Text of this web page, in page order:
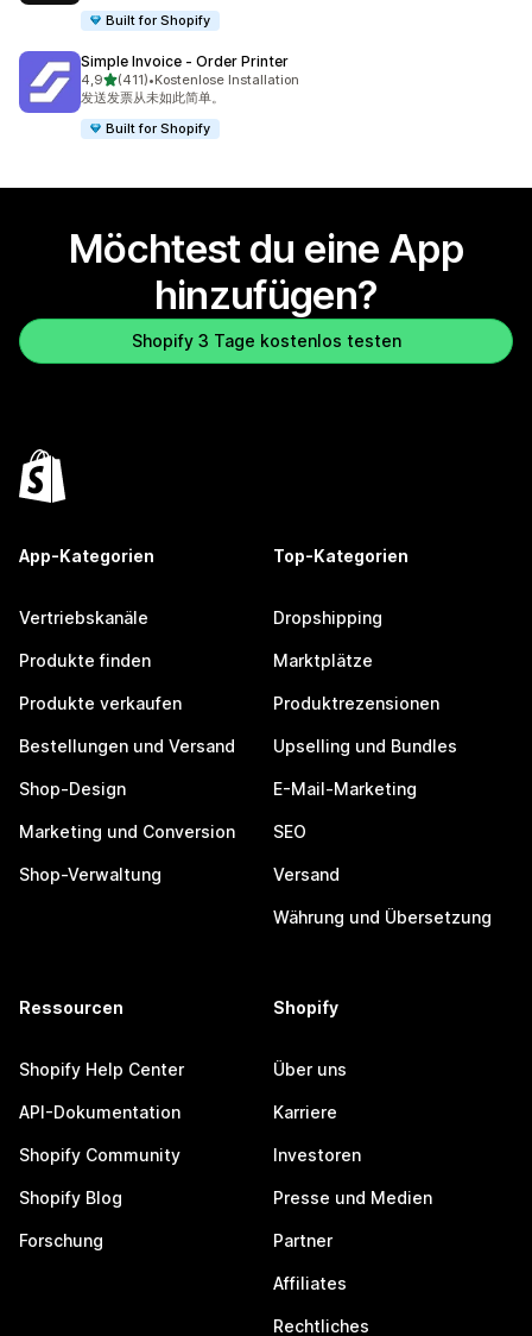
Built for Shopify
Simple Invoice ‑ Order Printer
4,9von 5 Sternen
(411)
411 Rezensionen insgesamt
•Kostenlose Installation
发送发票从未如此简单。
Built for Shopify
Möchtest du eine App
hinzufügen?
Shopify 3 Tage kostenlos testen
App-Kategorien
Vertriebskanäle
Produkte finden
Produkte verkaufen
Bestellungen und Versand
Shop-Design
Marketing und Conversion
Shop-Verwaltung
Top-Kategorien
Dropshipping
Marktplätze
Produktrezensionen
Upselling und Bundles
E-Mail-Marketing
SEO
Versand
Währung und Übersetzung
Ressourcen
Shopify Help Center
API-Dokumentation
Shopify Community
Shopify Blog
Forschung
Shopify
Über uns
Karriere
Investoren
Presse und Medien
Partner
Affiliates
Rechtliches